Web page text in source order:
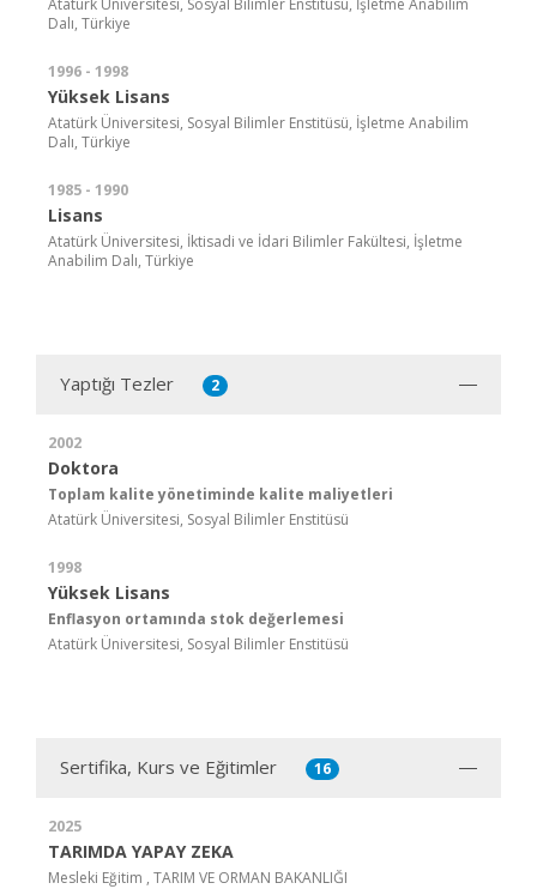
Atatürk Üniversitesi, Sosyal Bilimler Enstitüsü, İşletme Anabilim
Dalı, Türkiye
1996 - 1998
Yüksek Lisans
Atatürk Üniversitesi, Sosyal Bilimler Enstitüsü, İşletme Anabilim
Dalı, Türkiye
1985 - 1990
Lisans
Atatürk Üniversitesi, İktisadi ve İdari Bilimler Fakültesi, İşletme
Anabilim Dalı, Türkiye
Yaptığı Tezler 2
2002
Doktora
Toplam kalite yönetiminde kalite maliyetleri
Atatürk Üniversitesi, Sosyal Bilimler Enstitüsü
1998
Yüksek Lisans
Enflasyon ortamında stok değerlemesi
Atatürk Üniversitesi, Sosyal Bilimler Enstitüsü
Sertifika, Kurs ve Eğitimler 16
2025
TARIMDA YAPAY ZEKA
Mesleki Eğitim , TARIM VE ORMAN BAKANLIĞI